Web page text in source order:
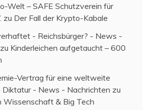
Welt – SAFE Schutzverein für
zu Der Fall der Krypto-Kabale
- Reichsbürger? - News -
zu Kinderleichen aufgetaucht – 600
Vertrag für eine weltweite
Diktatur - News - Nachrichten zu
Wissenschaft & Big Tech